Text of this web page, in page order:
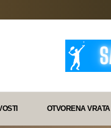
OTVORENA VRATA